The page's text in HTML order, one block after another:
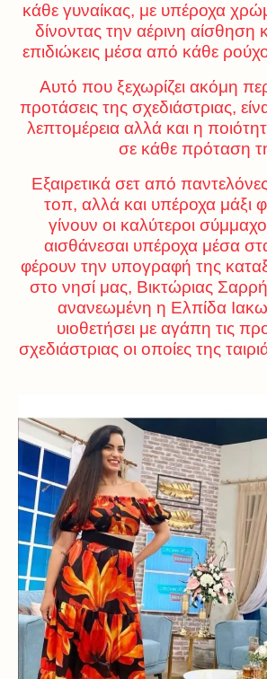
κάθε γυναίκας, με υπέροχα
δίνοντας την αέρινη αίσθηση
επιδιώκεις μέσα από κάθε
Αυτό που ξεχωρίζει ακόμη
προτάσεις της σχεδιάστριας,
λεπτομέρεια αλλά και η
σε κάθε πρόταση
Εξαιρετικά σετ από
τοπ, αλλά και υπέροχα μάξι
γίνουν οι καλύτεροι
αισθάνεσαι υπέροχα μέσα
φέρουν την υπογραφή της
στο νησί μας, Βικτώριας
ανανεωμένη η Ελπίδα
υιοθετήσει με αγάπη τις
σχεδιάστριας οι οποίες της